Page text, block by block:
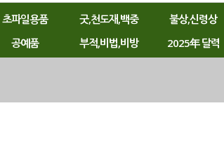
초파일용품 굿,천도재,백중 불상,신령상
공예품 부적,비법,비방 2025年 달력